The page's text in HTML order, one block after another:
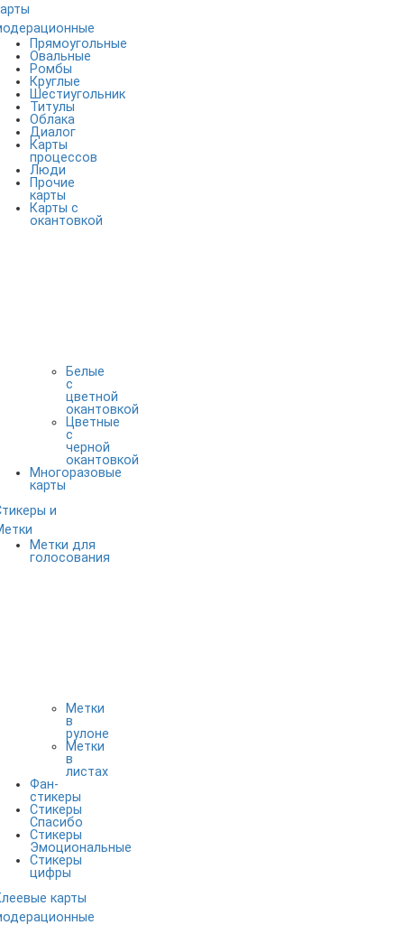
Прямоугольные
Овальные
Ромбы
Круглые
Шестиугольник
Титулы
Облака
Диалог
Карты
процессов
Люди
Прочие
карты
Карты с
окантовкой
Белые
с
цветной
окантовкой
Цветные
с
черной
окантовкой
Многоразовые
карты
и
Метки для
голосования
Метки
в
рулоне
Метки
в
листах
Фан-
стикеры
Стикеры
Спасибо
Стикеры
Эмоциональные
Стикеры
цифры
карты